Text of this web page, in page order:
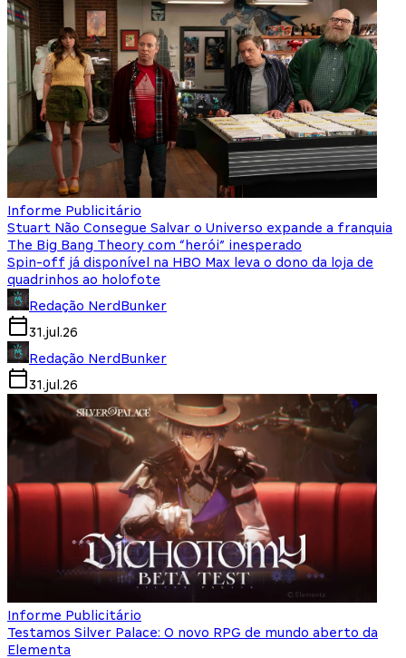
Informe Publicitário
Stuart Não Consegue Salvar o Universo expande a franquia
The Big Bang Theory com “herói” inesperado
Spin-off já disponível na HBO Max leva o dono da loja de
quadrinhos ao holofote
Redação NerdBunker
31.jul.26
Redação NerdBunker
31.jul.26
Informe Publicitário
Testamos Silver Palace: O novo RPG de mundo aberto da
Elementa